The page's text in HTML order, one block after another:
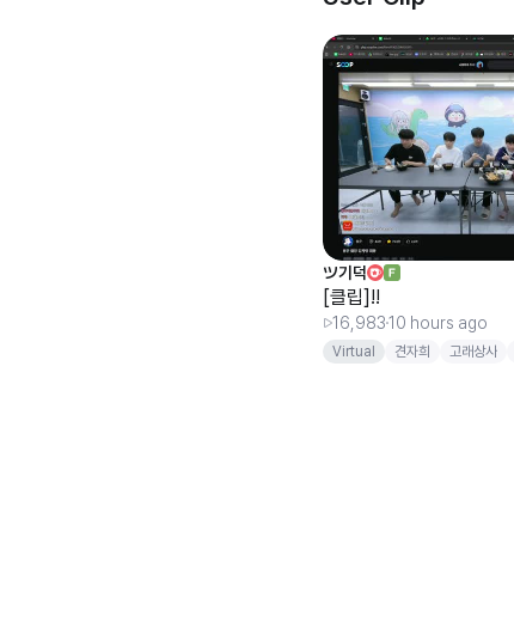
ツ기덕
[클립]!!
16,98310 hours ago
Virtual 견자희 고래상사